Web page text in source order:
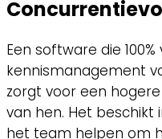
Een software die
kennismanagement
zorgt voor een
van hen. Het
het team helpen om